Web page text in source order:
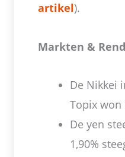
artikel).
Markten &
De Nikkei
Topix won
De yen
1,90%